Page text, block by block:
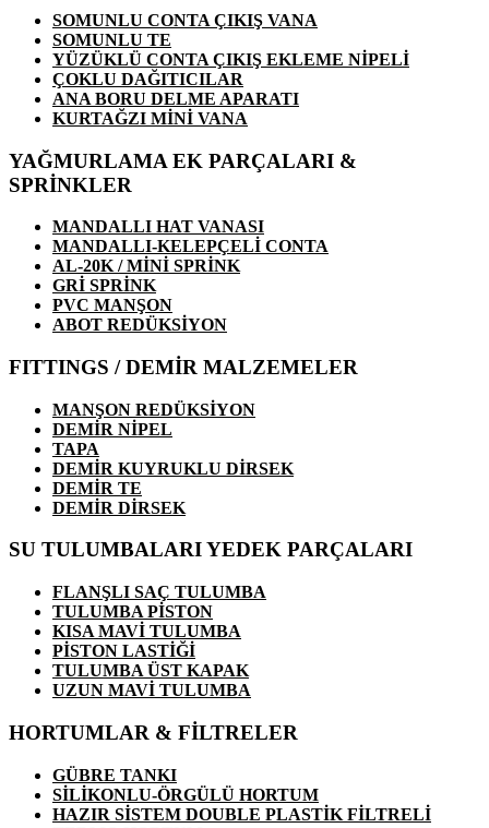
SOMUNLU CONTA ÇIKIŞ VANA
SOMUNLU TE
YÜZÜKLÜ CONTA ÇIKIŞ EKLEME NİPELİ
ÇOKLU DAĞITICILAR
ANA BORU DELME APARATI
KURTAĞZI MİNİ VANA
YAĞMURLAMA EK PARÇALARI &
SPRİNKLER
MANDALLI HAT VANASI
MANDALLI-KELEPÇELİ CONTA
AL-20K / MİNİ SPRİNK
GRİ SPRİNK
PVC MANŞON
ABOT REDÜKSİYON
FITTINGS / DEMİR MALZEMELER
MANŞON REDÜKSİYON
DEMİR NİPEL
TAPA
DEMİR KUYRUKLU DİRSEK
DEMİR TE
DEMİR DİRSEK
SU TULUMBALARI YEDEK PARÇALARI
FLANŞLI SAÇ TULUMBA
TULUMBA PİSTON
KISA MAVİ TULUMBA
PİSTON LASTİĞİ
TULUMBA ÜST KAPAK
UZUN MAVİ TULUMBA
HORTUMLAR & FİLTRELER
GÜBRE TANKI
SİLİKONLU-ÖRGÜLÜ HORTUM
HAZIR SİSTEM DOUBLE PLASTİK FİLTRELİ